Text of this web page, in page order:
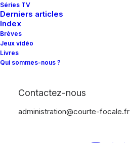
Séries TV
Derniers articles
Index
Brèves
Jeux vidéo
Livres
Qui sommes-nous ?
Contactez-nous
administration@courte-focale.fr